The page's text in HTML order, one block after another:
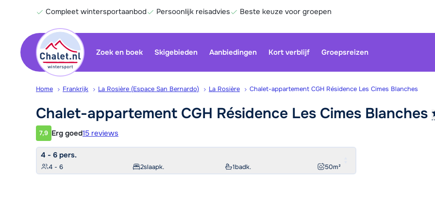
Compleet wintersportaanbod Persoonlijk reisadvies Beste keuze voor groepen
Zoek en boek Skigebieden Aanbiedingen Kort verblijf Groepsreizen
Onze
Home Frankrijk La Rosière (Espace San Bernardo) La Rosière Chalet-appartement CGH Résidence Les Cimes Blanches
Chalet-appartement CGH Résidence Les Cimes Blanches
Klantwaardering
7,9 Erg goed15 reviews
4 - 6 pers.
4 - 6 2slaapk. 1badk. 50m²